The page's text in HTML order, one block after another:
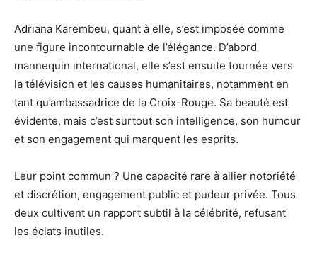
Adriana Karembeu, quant à elle, s’est imposée comme
une figure incontournable de l’élégance. D’abord
mannequin international, elle s’est ensuite tournée vers
la télévision et les causes humanitaires, notamment en
tant qu’ambassadrice de la Croix-Rouge. Sa beauté est
évidente, mais c’est surtout son intelligence, son humour
et son engagement qui marquent les esprits.
Leur point commun ? Une capacité rare à allier notoriété
et discrétion, engagement public et pudeur privée. Tous
deux cultivent un rapport subtil à la célébrité, refusant
les éclats inutiles.